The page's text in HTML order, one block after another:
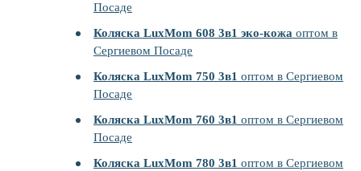
Посаде
Коляска LuxMom 608 3в1 эко-кожа оптом в
Сергиевом Посаде
Коляска LuxMom 750 3в1 оптом в Сергиевом
Посаде
Коляска LuxMom 760 3в1 оптом в Сергиевом
Посаде
Коляска LuxMom 780 3в1 оптом в Сергиевом